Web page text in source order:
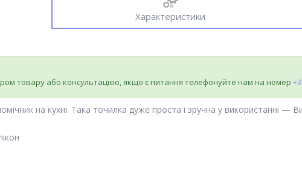
Характеристики
товару або консультацією, якщо є питання телефонуйте нам на номер
на кухні. Така точилка дуже проста і зручна у використанні —